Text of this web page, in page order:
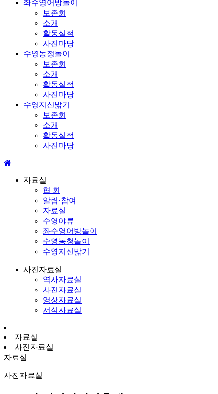
좌수영어방놀이
보존회
소개
활동실적
사진마당
수영농청놀이
보존회
소개
활동실적
사진마당
수영지신밟기
보존회
소개
활동실적
사진마당
자료실
협 회
알림·참여
자료실
수영야류
좌수영어방놀이
수영농청놀이
수영지신밟기
사진자료실
역사자료실
사진자료실
영상자료실
서식자료실
자료실
사진자료실
자료실
사진자료실